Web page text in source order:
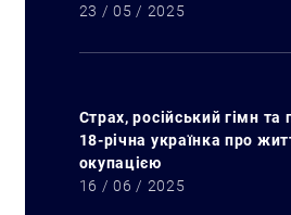
23 / 05 / 2025
Страх, російський гімн та
18-річна українка про
окупацією
16 / 06 / 2025